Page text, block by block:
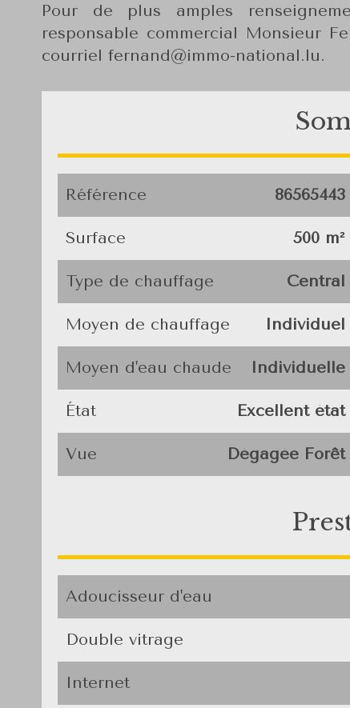
Pour de plus amples
responsable commercial Monsieur
courriel fernand@immo-national.lu.
Référence 86565443
Surface 500 m²
Type de chauffage Central
Moyen de chauffage
Individuel
Moyen d'eau chaude
Individuelle
État
Excellent état
Vue
Dégagée Forêt
Adoucisseur d'eau
Double vitrage
Internet